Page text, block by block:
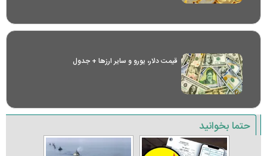
قیمت دلار، یورو و سایر ارز‌ها + جدول
حتما بخوانید